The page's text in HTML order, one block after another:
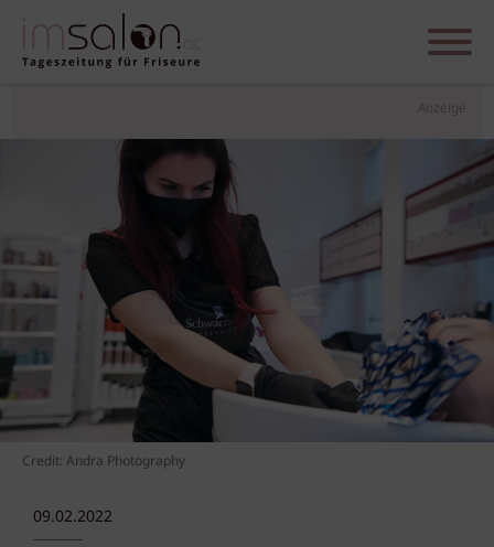
Anzeige
Credit: Andra Photography
09.02.2022